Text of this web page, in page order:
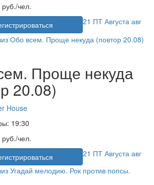
чел.
21 ПТ Августа авг
Проще некуда
20.08)
House
19:30
чел.
21 ПТ Августа авг